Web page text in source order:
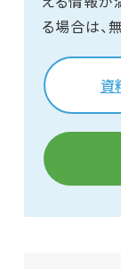
る場合は、
資